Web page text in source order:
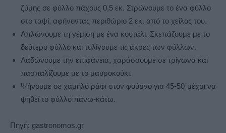
ζύμης σε φύλλο πάχους 0,5 εκ. Στρώνουμε το ένα φύλλο
στο ταψί, αφήνοντας περιθώριο 2 εκ. από το χείλος του.
Απλώνουμε τη γέμιση με ένα κουτάλι. Σκεπάζουμε με το
δεύτερο φύλλο και τυλίγουμε τις άκρες των φύλλων.
Λαδώνουμε την επιφάνεια, χαράσσουμε σε τρίγωνα και
πασπαλίζουμε με το μαυροκούκι.
Ψήνουμε σε χαμηλό ράφι στον φούρνο για 45-50΄μέχρι να
ψηθεί το φύλλο πάνω-κάτω.
Πηγή: gastronomos.gr